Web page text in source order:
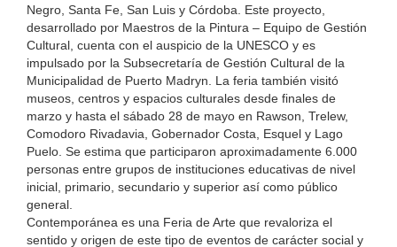
Negro, Santa Fe, San Luis y Córdoba. Este proyecto,
desarrollado por Maestros de la Pintura – Equipo de Gestión
Cultural, cuenta con el auspicio de la UNESCO y es
impulsado por la Subsecretaría de Gestión Cultural de la
Municipalidad de Puerto Madryn. La feria también visitó
museos, centros y espacios culturales desde finales de
marzo y hasta el sábado 28 de mayo en Rawson, Trelew,
Comodoro Rivadavia, Gobernador Costa, Esquel y Lago
Puelo. Se estima que participaron aproximadamente 6.000
personas entre grupos de instituciones educativas de nivel
inicial, primario, secundario y superior así como público
general.
Contemporánea es una Feria de Arte que revaloriza el
sentido y origen de este tipo de eventos de carácter social y